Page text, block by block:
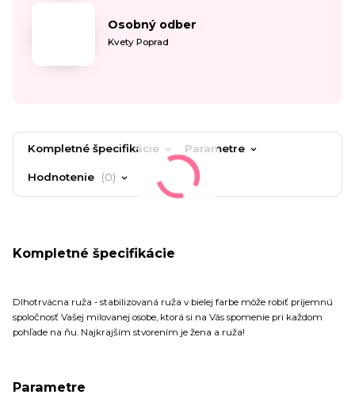
Osobný odber
Kvety Poprad
Kompletné špecifikácie Parametre
Hodnotenie 0
Kompletné špecifikácie
Dlhotrvácna ruža - stabilizovaná ruža v bielej farbe môže robiť príjemnú
spoločnosť Vašej milovanej osobe, ktorá si na Vás spomenie pri každom
pohľade na ňu. Najkrajším stvorením je žena a ruža!
Parametre